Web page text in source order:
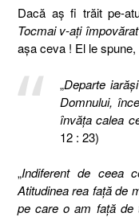
Dacă aş fi trăit pe-
Tocmai v-aţi
aşa ceva ! El le
„Departe
Domnului,
învăţa calea
12 : 23)
„Indiferent de ceea
Atitudinea rea faţă de
pe care o am faţă de